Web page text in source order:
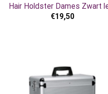
Hair Holdster Dames Zwart
€19,50